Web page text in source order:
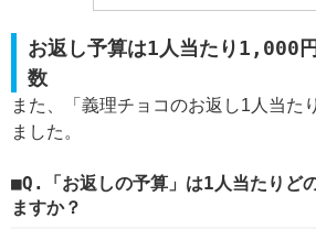
お返し予算は1人当たり1,000
数
また、「義理チョコのお返し1人当た
ました。
Q.「お返しの予算」は1人当たりど
ますか？